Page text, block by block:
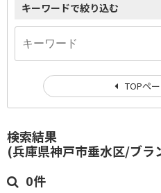
検索結果
(兵庫県神戸市垂水区/ブラ
0件
キーワードで絞り込む
TOPペ